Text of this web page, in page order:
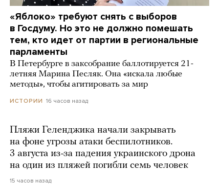
«Яблоко» требуют снять с выборов
в Госдуму. Но это не должно помешать
тем, кто идет от партии в региональные
парламенты
В Петербурге в заксобрание баллотируется 21-
летняя Марина Песляк. Она «искала любые
методы», чтобы агитировать за мир
ИСТОРИИ 16 часов назад
Пляжи Геленджика начали закрывать
на фоне угрозы атаки беспилотников.
3 августа из-за падения украинского дрона
на один из пляжей погибли семь человек
15 часов назад